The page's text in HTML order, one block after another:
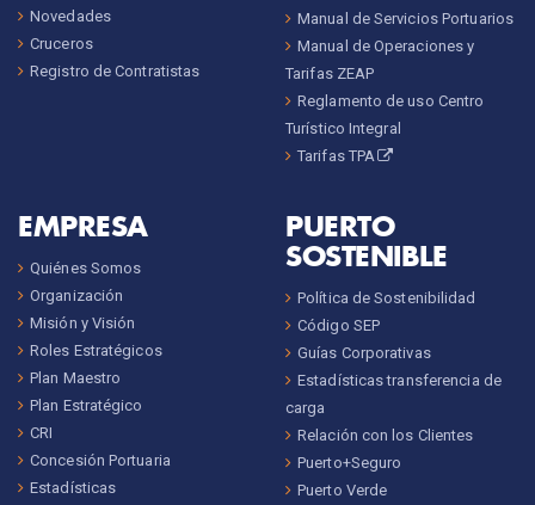
Novedades
Cruceros
Registro de Contratistas
Manual de Servicios Portuarios
Manual de Operaciones y
Tarifas ZEAP
Reglamento de uso Centro
Turístico Integral
Tarifas TPA
EMPRESA
Quiénes Somos
Organización
Misión y Visión
Roles Estratégicos
Plan Maestro
Plan Estratégico
CRI
Concesión Portuaria
Estadísticas
PUERTO
SOSTENIBLE
Política de Sostenibilidad
Código SEP
Guías Corporativas
Estadísticas transferencia de
carga
Relación con los Clientes
Puerto+Seguro
Puerto Verde